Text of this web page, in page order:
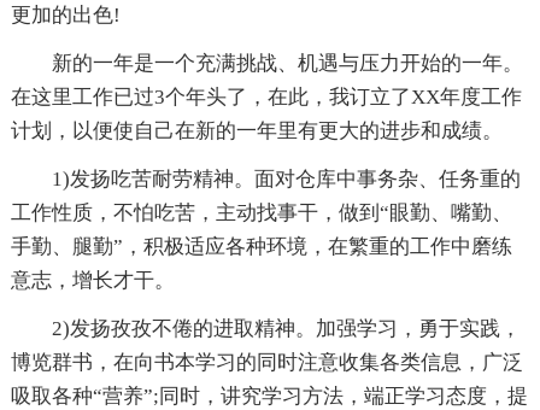
更加的出色!
新的一年是一个充满挑战、机遇与压力开始的一年。
在这里工作已过3个年头了，在此，我订立了XX年度工作
计划，以便使自己在新的一年里有更大的进步和成绩。
1)发扬吃苦耐劳精神。面对仓库中事务杂、任务重的
工作性质，不怕吃苦，主动找事干，做到“眼勤、嘴勤、
手勤、腿勤”，积极适应各种环境，在繁重的工作中磨练
意志，增长才干。
2)发扬孜孜不倦的进取精神。加强学习，勇于实践，
博览群书，在向书本学习的同时注意收集各类信息，广泛
吸取各种“营养”;同时，讲究学习方法，端正学习态度，提